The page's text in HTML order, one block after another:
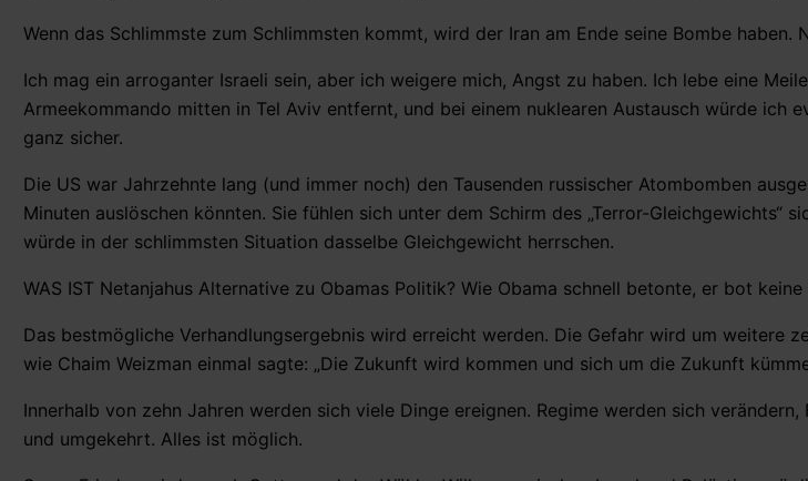
Wenn das Schlimmste zum Schlimmsten kommt, wird der Iran am Ende seine Bombe haben.
Ich mag ein arroganter Israeli sein, aber ich weigere mich, Angst zu haben. Ich lebe eine
Armeekommando mitten in Tel Aviv entfernt, und bei einem nuklearen Austausch würde ich
ganz sicher.
Die US war Jahrzehnte lang (und immer noch) den Tausenden russischer Atombomben
Minuten auslöschen könnten. Sie fühlen sich unter dem Schirm des „Terror-Gleichgewichts“
würde in der schlimmsten Situation dasselbe Gleichgewicht herrschen.
WAS IST Netanjahus Alternative zu Obamas Politik? Wie Obama schnell betonte, er bot keine
Das bestmögliche Verhandlungsergebnis wird erreicht werden. Die Gefahr wird um weitere
wie Chaim Weizman einmal sagte: „Die Zukunft wird kommen und sich um die Zukunft
Innerhalb von zehn Jahren werden sich viele Dinge ereignen. Regime werden sich verändern,
und umgekehrt. Alles ist möglich.